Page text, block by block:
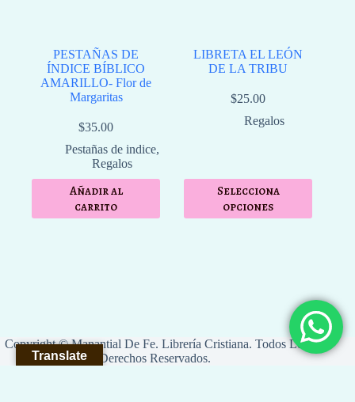
PESTAÑAS DE
ÍNDICE BÍBLICO
AMARILLO- Flor de
Margaritas
$35.00
Pestañas de indice,
Regalos
Añadir al
carrito
LIBRETA EL LEÓN
DE LA TRIBU
$25.00
Regalos
Selecciona
opciones
Copyright © Manantial De Fe. Librería Cristiana. Todos Los
Derechos Reservados.
Translate